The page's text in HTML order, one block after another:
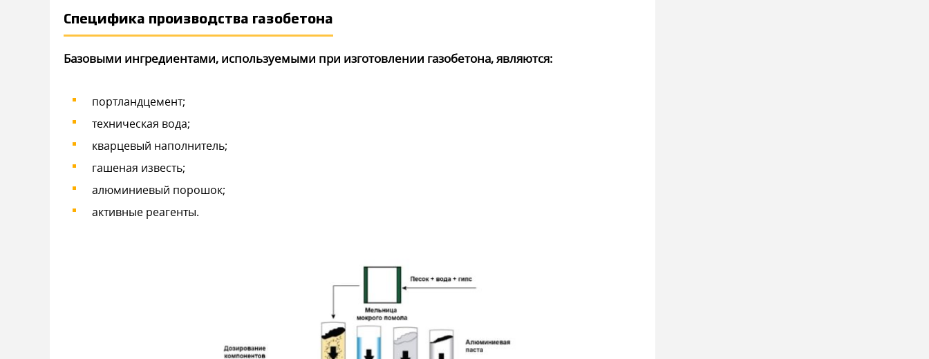
Специфика производства газобетона
Базовыми ингредиентами, используемыми при изготовлении газобетона, являются:
портландцемент;
техническая вода;
кварцевый наполнитель;
гашеная известь;
алюминиевый порошок;
активные реагенты.